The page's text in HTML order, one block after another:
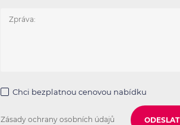
Chci bezplatnou cenovou nabídku
Zásady ochrany osobních údajů ODESLAT